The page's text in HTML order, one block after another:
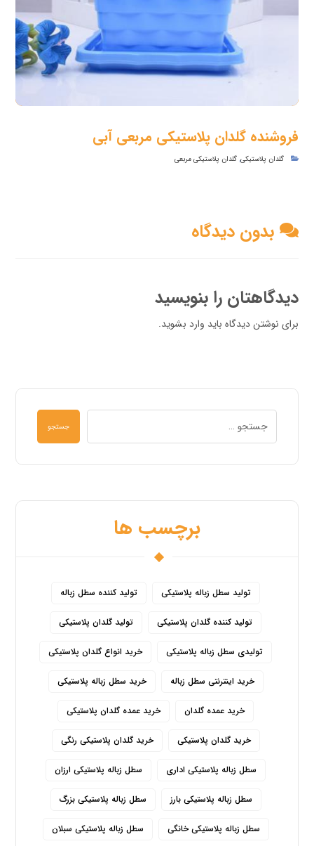
فروشنده گلدان پلاستیکی مربعی آبی
گلدان پلاستیکی,گلدان پلاستیکی مربعی
بدون دیدگاه
دیدگاهتان را بنویسید
برای نوشتن دیدگاه باید وارد بشوید.
جستجو
برچسب ها
تولید سطل زباله پلاستیکی تولید کننده سطل زباله
تولید کننده گلدان پلاستیکی تولید گلدان پلاستیکی
تولیدی سطل زباله پلاستیکی خرید انواع گلدان پلاستیکی
خرید اینترنتی سطل زباله خرید سطل زباله پلاستیکی
خرید عمده گلدان خرید عمده گلدان پلاستیکی
خرید گلدان پلاستیکی خرید گلدان پلاستیکی رنگی
سطل زباله پلاستیکی اداری سطل زباله پلاستیکی ارزان
سطل زباله پلاستیکی بارز سطل زباله پلاستیکی بزرگ
سطل زباله پلاستیکی خانگی سطل زباله پلاستیکی سبلان